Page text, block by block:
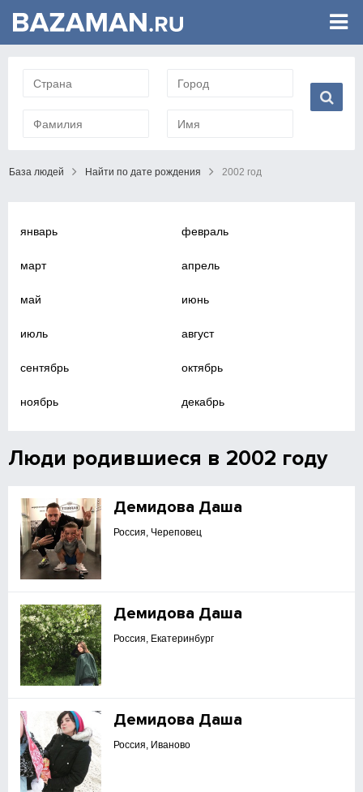
База людей Найти по дате рождения 2002 год
январь февраль
март апрель
май июнь
июль август
сентябрь октябрь
ноябрь декабрь
Люди родившиеся в 2002 году
Демидова Даша
Россия, Череповец
Демидова Даша
Россия, Екатеринбург
Демидова Даша
Россия, Иваново